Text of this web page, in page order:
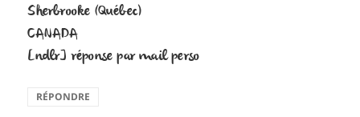
Sherbrooke (Québec)
CANADA
[ndlr] réponse par mail perso
RÉPONDRE